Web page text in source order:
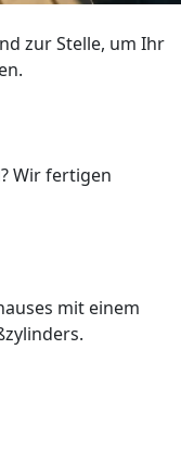
zur Stelle, um Ihr
Wir fertigen
mit einem